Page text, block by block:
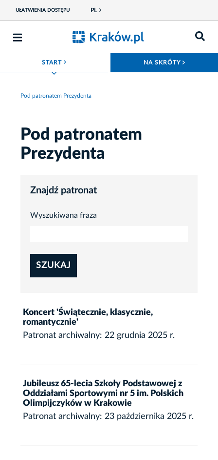
UŁATWIENIA DOSTĘPU PL
START ROZWIŃ MENU NA SKRÓTY
Pod patronatem Prezydenta
Pod patronatem
Prezydenta
Znajdź patronat
Wyszukiwana fraza
SZUKAJ
Koncert 'Świątecznie, klasycznie,
romantycznie'
Patronat archiwalny: 22 grudnia 2025 r.
Jubileusz 65-lecia Szkoły Podstawowej z
Oddziałami Sportowymi nr 5 im. Polskich
Olimpijczyków w Krakowie
Patronat archiwalny: 23 października 2025 r.